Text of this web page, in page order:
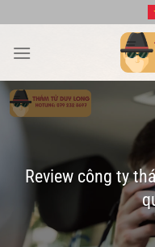
qua
nội
Review công ty